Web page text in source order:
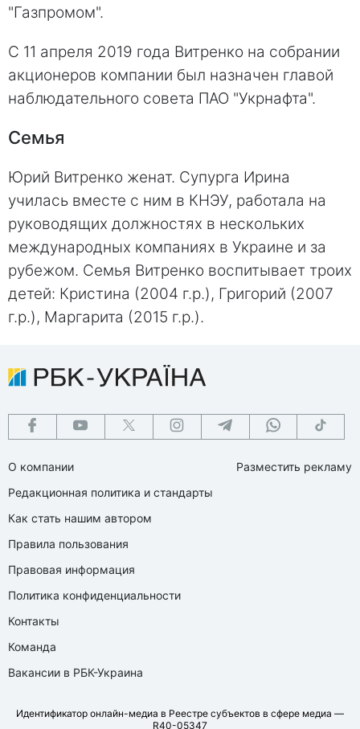
"Газпромом".
С 11 апреля 2019 года Витренко на собрании
акционеров компании был назначен главой
наблюдательного совета ПАО "Укрнафта".
Семья
Юрий Витренко женат. Супурга Ирина
училась вместе с ним в КНЭУ, работала на
руководящих должностях в нескольких
международных компаниях в Украине и за
рубежом. Семья Витренко воспитывает троих
детей: Кристина (2004 г.р.), Григорий (2007
г.р.), Маргарита (2015 г.р.).
О компании
Редакционная политика и стандарты
Как стать нашим автором
Правила пользования
Правовая информация
Политика конфиденциальности
Контакты
Команда
Вакансии в РБК-Украина
Разместить рекламу
Идентификатор онлайн-медиа в Реестре субъектов в сфере медиа —
R40-05347